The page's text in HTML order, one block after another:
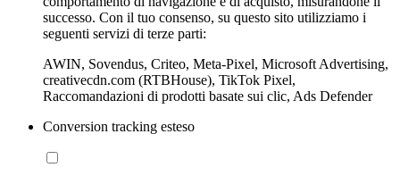
successo. Con il tuo consenso, su questo sito utilizziamo i
seguenti servizi di terze parti:
AWIN, Sovendus, Criteo, Meta-Pixel, Microsoft Advertising,
creativecdn.com (RTBHouse), TikTok Pixel,
Raccomandazioni di prodotti basate sui clic, Ads Defender
Conversion tracking esteso